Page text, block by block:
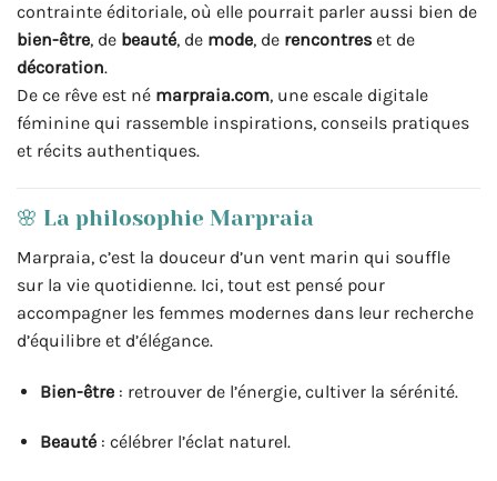
contrainte éditoriale, où elle pourrait parler aussi bien de
bien-être, de beauté, de mode, de rencontres et de
décoration.
De ce rêve est né marpraia.com, une escale digitale
féminine qui rassemble inspirations, conseils pratiques
et récits authentiques.
🌸 La philosophie Marpraia
Marpraia, c’est la douceur d’un vent marin qui souffle
sur la vie quotidienne. Ici, tout est pensé pour
accompagner les femmes modernes dans leur recherche
d’équilibre et d’élégance.
Bien-être: retrouver de l’énergie, cultiver la sérénité.
Beauté: célébrer l’éclat naturel.